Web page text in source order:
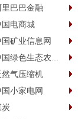
里巴巴金融
国电商城
国矿业信息网
绿色生态农业信息网
然气压缩机
国小家电网
炭